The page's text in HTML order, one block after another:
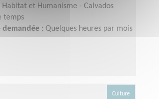
Habitat et Humanisme - Calvados
temps
: Quelques heures par mois
Culture